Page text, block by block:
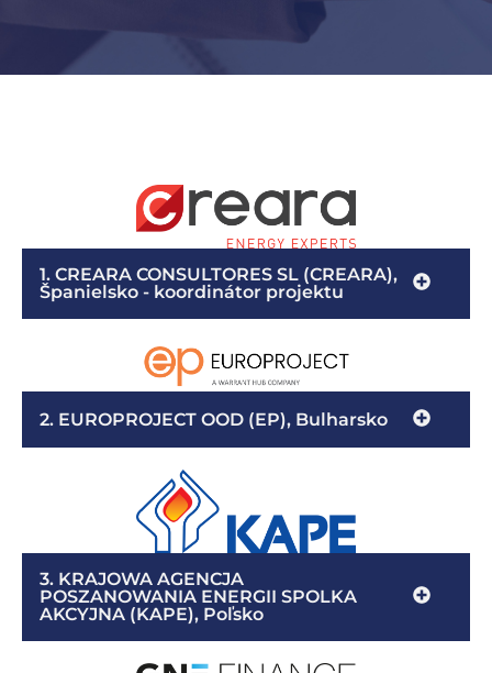
1. CREARA CONSULTORES SL (CREARA),
Španielsko - koordinátor projektu
2. EUROPROJECT OOD (EP), Bulharsko
3. KRAJOWA AGENCJA
POSZANOWANIA ENERGII SPOLKA
AKCYJNA (KAPE), Poľsko